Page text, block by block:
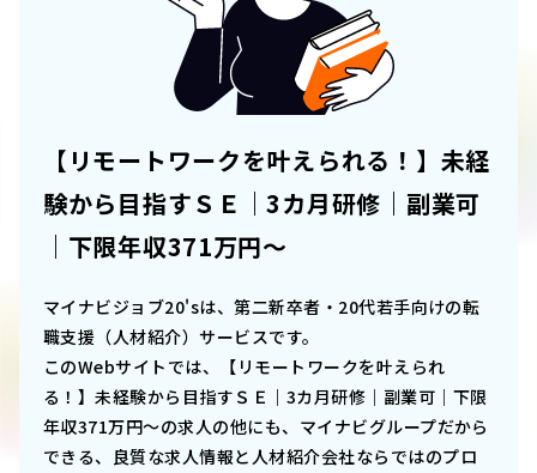
【リモートワークを叶えられる！】未経
験から目指すＳＥ｜3カ月研修｜副業可
｜下限年収371万円～
マイナビジョブ20'sは、第二新卒者・20代若手向けの転
職支援（人材紹介）サービスです。
このWebサイトでは、
【リモートワークを叶えられ
る！】未経験から目指すＳＥ｜3カ月研修｜副業可｜下限
年収371万円～の求人の他にも、マイナビグループだから
できる、良質な求人情報と人材紹介会社ならではのプロ